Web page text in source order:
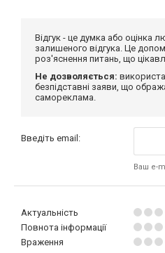
Відгук - це думка або
залишеного відгука. Це
роз'яснення питань, що
Не дозволяється:
безпідставні заяви, що
самореклама.
Введіть email:
Ваш e-
Актуальність
Повнота інформації
Враження